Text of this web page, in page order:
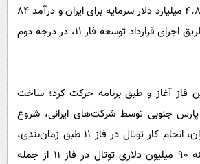
جنوبی می‌گفت. جذب ۴.۸ میلیارد دلار سرمایه برای ایران و درآمد ۸۴
میلیارد دلاری ایران از طریق اجرای قرارداد توسعه فاز ۱۱، در درجه دوم
فاز آغاز و طبق برنامه حرکت کرد؛ ساخت
نخستین جکت فاز ۱۱ پارس جنوبی توسط شرکت‌های ایرانی، شروع
به‌کار دفتر توتال در ایران، انجام کار توتال در فاز ۱۱ طبق زمان‌بندی،
برگزاری مناقصه و هزینه ۹۰ میلیون دلاری توتال در فاز ۱۱ از جمله